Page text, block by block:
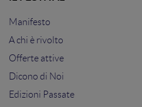
Manifesto
A chi è rivolto
Offerte attive
Dicono di Noi
Edizioni Passate